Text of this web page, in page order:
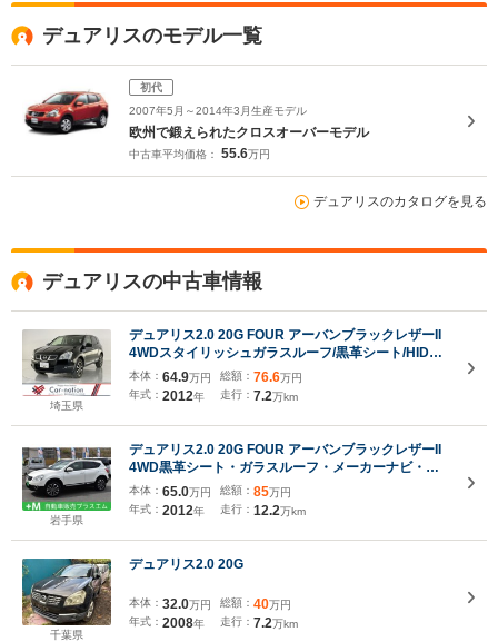
デュアリスのモデル一覧
初代
2007年5月～2014年3月生産モデル
欧州で鍛えられたクロスオーバーモデル
中古車平均価格： 55.6万円
デュアリスのカタログを見る
デュアリスの中古車情報
埼玉県
デュアリス2.0 20G FOUR アーバンブラックレザーII
4WDスタイリッシュガラスルーフ/黒革シート/HIDヘ
ッドランプ/オートライト/Fフォグランプ/オートエア
コン/前席シートヒーター/インテリジェントキー/純正
ナビ/フルセグ/バックカメラ
本体： 64.9万円
年式： 2012年
総額： 76.6万円
走行： 7.2万km
岩手県
デュアリス2.0 20G FOUR アーバンブラックレザーII
4WD黒革シート・ガラスルーフ・メーカーナビ・フ
ルセグTV・バック&サイドカメラ・CD・DVD・
Bluetooth・シートヒーター・純正リモコンエンジン
スターター・ETC・HIDライト・純正18インチAW
本体： 65.0万円
年式： 2012年
総額： 85万円
走行： 12.2万km
千葉県
デュアリス2.0 20G
本体： 32.0万円
年式： 2008年
総額： 40万円
走行： 7.2万km